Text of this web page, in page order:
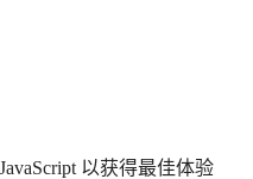
以获得最佳体验